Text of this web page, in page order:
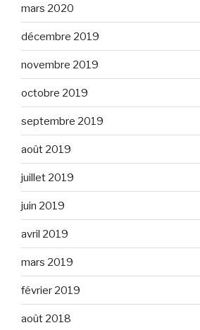
mars 2020
décembre 2019
novembre 2019
octobre 2019
septembre 2019
août 2019
juillet 2019
juin 2019
avril 2019
mars 2019
février 2019
août 2018